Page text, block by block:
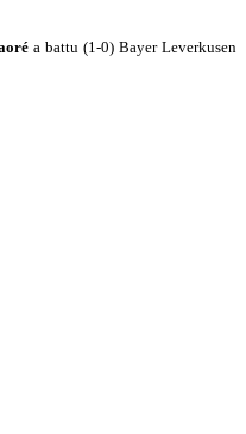
a battu (1-0) Bayer Leverkusen